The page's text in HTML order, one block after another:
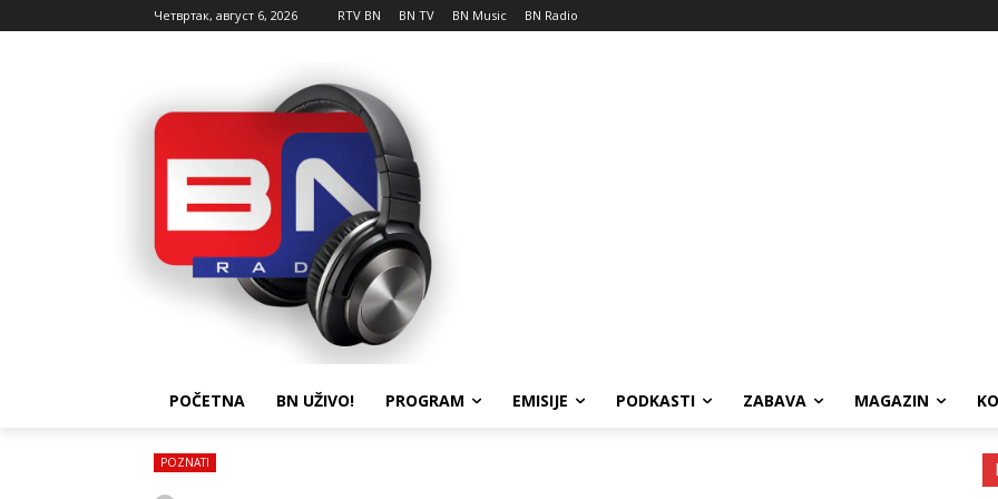
Четвртак, август 6, 2026 RTV BN BN TV BN Music BN Radio
POČETNA BN UŽIVO! PROGRAM EMISIJE PODKASTI ZABAVA MAGAZIN
POZNATI